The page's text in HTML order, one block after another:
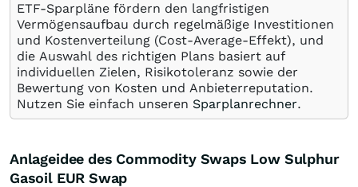
ETF-Sparpläne fördern den langfristigen
Vermögensaufbau durch regelmäßige Investitionen
und Kostenverteilung (Cost-Average-Effekt), und
die Auswahl des richtigen Plans basiert auf
individuellen Zielen, Risikotoleranz sowie der
Bewertung von Kosten und Anbieterreputation.
Nutzen Sie einfach unseren Sparplanrechner.
Anlageidee des Commodity Swaps Low Sulphur
Gasoil EUR Swap